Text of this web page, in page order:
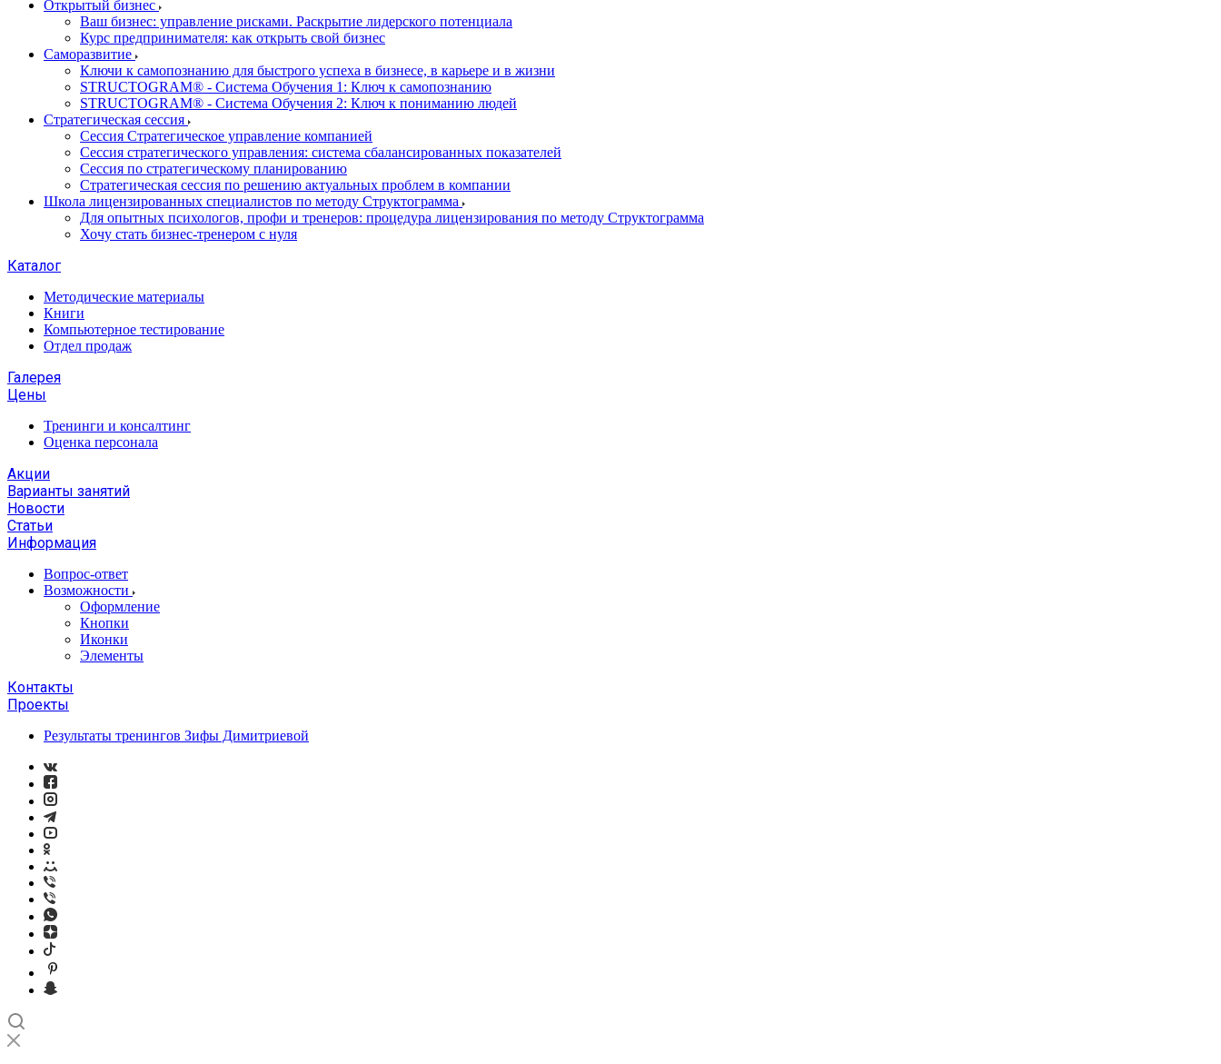
Открытый бизнес
Ваш бизнес: управление рисками. Раскрытие лидерского потенциала
Курс предпринимателя: как открыть свой бизнес
Саморазвитие
Ключи к самопознанию для быстрого успеха в бизнесе, в карьере и в жизни
STRUCTOGRAM® - Система Обучения 1: Ключ к самопознанию
STRUCTOGRAM® - Система Обучения 2: Ключ к пониманию людей
Стратегическая сессия
Сессия Стратегическое управление компанией
Сессия стратегического управления: система сбалансированных показателей
Сессия по стратегическому планированию
Стратегическая сессия по решению актуальных проблем в компании
Школа лицензированных специалистов по методу Структограмма
Для опытных психологов, профи и тренеров: процедура лицензирования по методу Структограмма
Хочу стать бизнес-тренером с нуля
Каталог
Методические материалы
Книги
Компьютерное тестирование
Отдел продаж
Галерея
Цены
Тренинги и консалтинг
Оценка персонала
Акции
Варианты занятий
Новости
Статьи
Информация
Вопрос-ответ
Возможности
Оформление
Кнопки
Иконки
Элементы
Контакты
Проекты
Результаты тренингов Зифы Димитриевой